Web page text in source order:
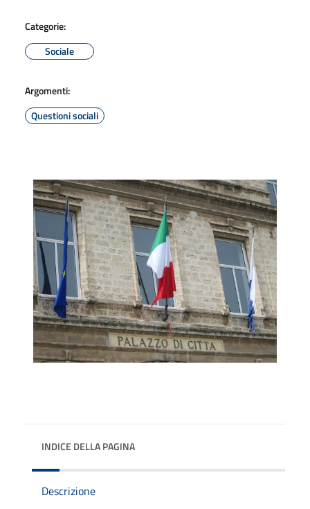
Categorie:
Sociale
Argomenti:
Questioni sociali
INDICE DELLA PAGINA
Descrizione